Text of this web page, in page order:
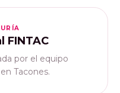
FINTAC
por el equipo
Tacones.